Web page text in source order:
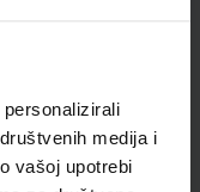
medija i
vašoj upotrebi